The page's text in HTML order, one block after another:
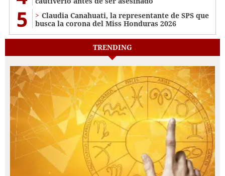
5
Claudia Canahuati, la representante de SPS que
busca la corona del Miss Honduras 2026
TRENDING